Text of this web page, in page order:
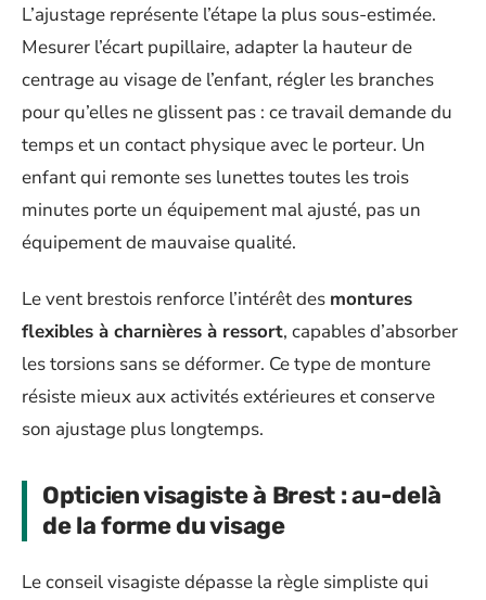
L’ajustage représente l’étape la plus sous-estimée.
Mesurer l’écart pupillaire, adapter la hauteur de
centrage au visage de l’enfant, régler les branches
pour qu’elles ne glissent pas : ce travail demande du
temps et un contact physique avec le porteur. Un
enfant qui remonte ses lunettes toutes les trois
minutes porte un équipement mal ajusté, pas un
équipement de mauvaise qualité.
Le vent brestois renforce l’intérêt des montures
flexibles à charnières à ressort, capables d’absorber
les torsions sans se déformer. Ce type de monture
résiste mieux aux activités extérieures et conserve
son ajustage plus longtemps.
Opticien visagiste à Brest : au-delà
de la forme du visage
Le conseil visagiste dépasse la règle simpliste qui